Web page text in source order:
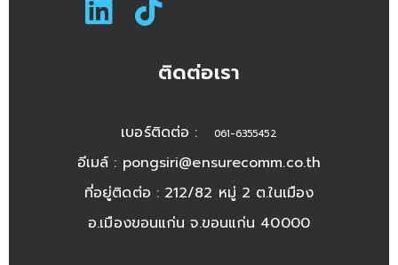
ติดต่อเรา
เบอร์ติดต่อ : 061-6355452
อีเมล์ : pongsiri@ensurecomm.co.th
ที่อยู่ติดต่อ : 212/82 หมู่ 2 ต.ในเมือง
อ.เมืองขอนแก่น จ.ขอนแก่น 40000